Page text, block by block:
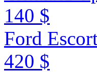
140 $
Ford
420 $